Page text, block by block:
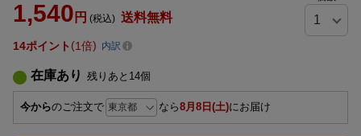
1,540 円 (税込) 送料無料
14ポイント 1倍 内訳
在庫あり 残りあと 14個
今からのご注文で なら8月8日(土)にお届け